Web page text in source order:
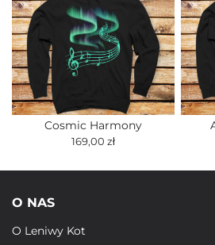
Cosmic Harmony
169,00 zł
O NAS
O Leniwy Kot